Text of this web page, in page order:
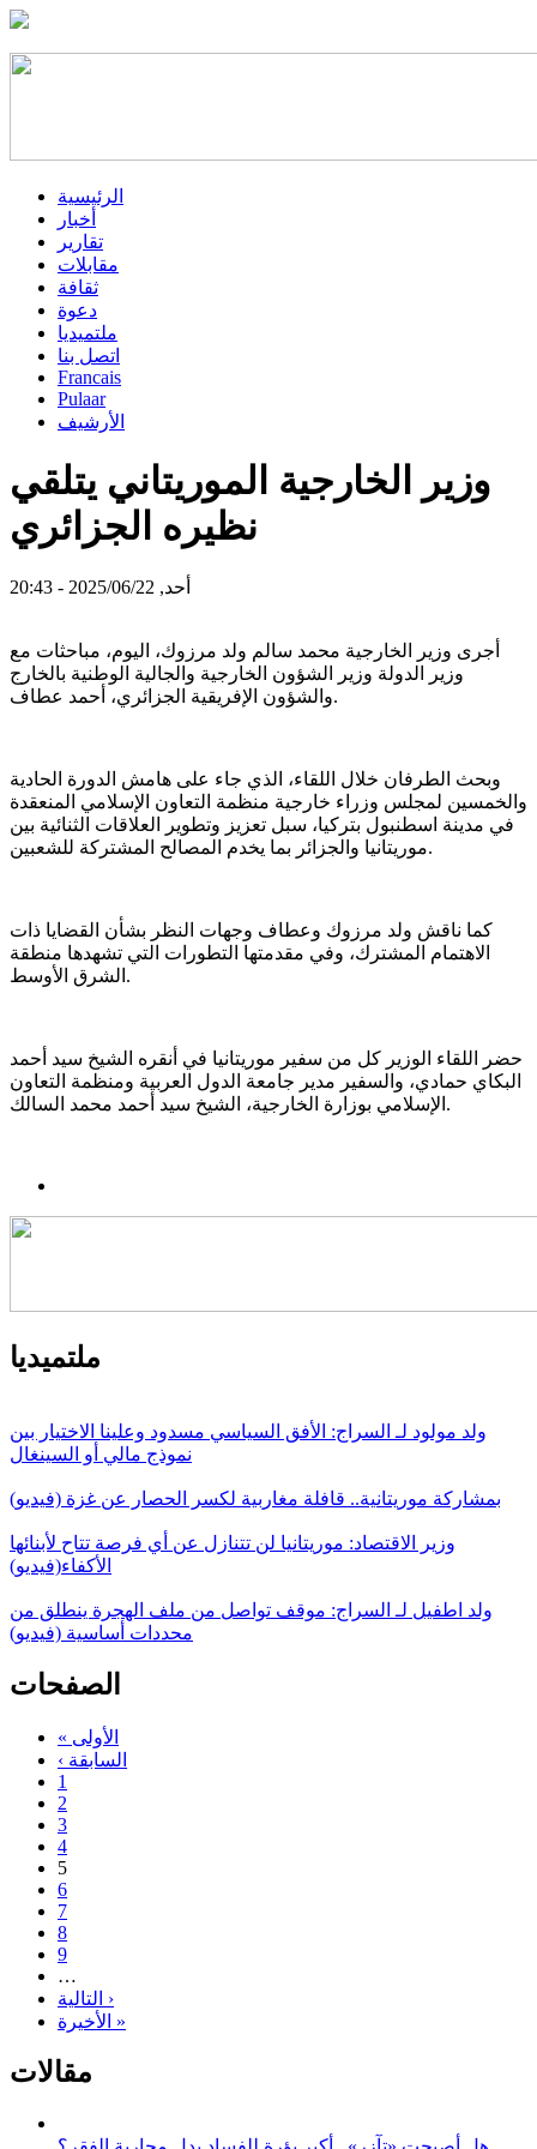
الرئيسية
أخبار
تقارير
مقابلات
ثقافة
دعوة
ملتميديا
اتصل بنا
Francais
Pulaar
الأرشيف
وزير الخارجية الموريتاني يتلقي
نظيره الجزائري
أحد, 2025/06/22 - 20:43
أجرى وزير الخارجية محمد سالم ولد مرزوك، اليوم، مباحثات مع
وزير الدولة وزير الشؤون الخارجية والجالية الوطنية بالخارج
والشؤون الإفريقية الجزائري، أحمد عطاف.
وبحث الطرفان خلال اللقاء، الذي جاء على هامش الدورة الحادية
والخمسين لمجلس وزراء خارجية منظمة التعاون الإسلامي المنعقدة
في مدينة اسطنبول بتركيا، سبل تعزيز وتطوير العلاقات الثنائية بين
موريتانيا والجزائر بما يخدم المصالح المشتركة للشعبين.
كما ناقش ولد مرزوك وعطاف وجهات النظر بشأن القضايا ذات
الاهتمام المشترك، وفي مقدمتها التطورات التي تشهدها منطقة
الشرق الأوسط.
حضر اللقاء الوزير كل من سفير موريتانيا في أنقره الشيخ سيد أحمد
البكاي حمادي، والسفير مدير جامعة الدول العربية ومنظمة التعاون
الإسلامي بوزارة الخارجية، الشيخ سيد أحمد محمد السالك.
ملتميديا
ولد مولود لـ السراج: الأفق السياسي مسدود وعلينا الاختيار بين
نموذج مالي أو السينغال
بمشاركة موريتانية.. قافلة مغاربية لكسر الحصار عن غزة (فيديو)
وزير الاقتصاد: موريتانيا لن تتنازل عن أي فرصة تتاح لأبنائها
الأكفاء(فيديو)
ولد اطفيل لـ السراج: موقف تواصل من ملف الهجرة ينطلق من
محددات أساسية (فيديو)
الصفحات
« الأولى
‹ السابقة
1
2
3
4
5
6
7
8
9
…
التالية ›
الأخيرة »
مقالات